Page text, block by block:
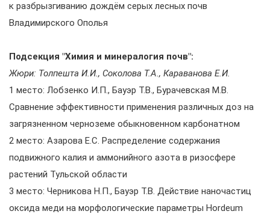
к разбрызгиванию дождём серых лесных почв
Владимирского Ополья
Подсекция "Химия и минералогия почв":
Жюри: Толпешта И.И., Соколова Т.А., Караванова Е.И.
1 место: Лобзенко И.П., Бауэр Т.В., Бурачевская М.В.
Сравнение эффективности применения различных доз на
загрязненном черноземе обыкновенном карбонатном
2 место: Азарова Е.С. Распределение содержания
подвижного калия и аммонийного азота в ризосфере
растений Тульской области
3 место: Черникова Н.П., Бауэр Т.В. Действие наночастиц
оксида меди на морфологические параметры Hordeum